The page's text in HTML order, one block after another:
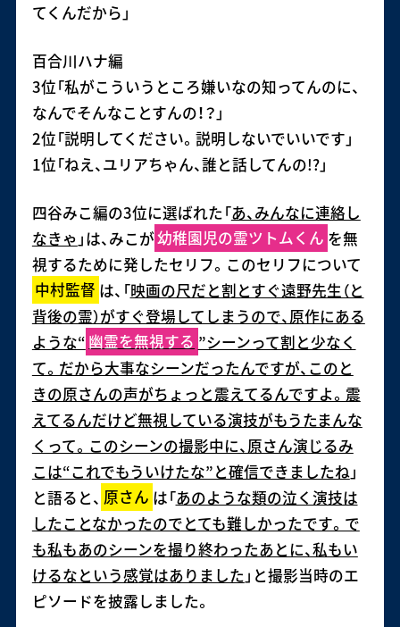
てくんだから」
百合川ハナ編
3位「私がこういうところ嫌いなの知ってんのに、
なんでそんなことすんの！？」
2位「説明してください。説明しないでいいです」
1位「ねえ、ユリアちゃん、誰と話してんの!?」
四谷みこ編の3位に選ばれた「あ、みんなに連絡し
なきゃ 」は、みこが幼稚園児の霊ツトムくん を無
視するために発したセリフ。このセリフについて
中村監督 は、「映画の尺だと割とすぐ遠野先生（と
背後の霊）がすぐ登場してしまうので、原作にある
ような“ 幽霊を無視する ”シーンって割と少なく
て。だから大事なシーンだったんですが、このと
きの原さんの声がちょっと震えてるんですよ。震
えてるんだけど無視している演技がもうたまんな
くって。このシーンの撮影中に、原さん演じるみ
こは“これでもういけたな”と確信できましたね」
と語ると、 原さん は「あのような類の泣く演技は
したことなかったのでとても難しかったです。で
も私もあのシーンを撮り終わったあとに、私もい
けるなという感覚はありました 」と撮影当時のエ
ピソードを披露しました。